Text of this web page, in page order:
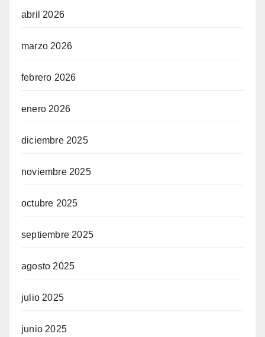
abril 2026
marzo 2026
febrero 2026
enero 2026
diciembre 2025
noviembre 2025
octubre 2025
septiembre 2025
agosto 2025
julio 2025
junio 2025